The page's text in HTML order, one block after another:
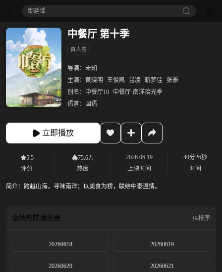
御廷谣‎
中餐厅 第十季
真人秀
导演： 未知
主演： 黄晓明 王俊凯 昆凌 靳梦佳
张雅
别名： 中餐厅10
中餐厅·南洋拾光季
语言：
国语
立即播放
5.5
评分
75.6万
热度
2026.06.19
上映时间
40分26秒
时间
简介： 跨越山海，寻味南洋；以美食为桥，联结中泰温情。
金牌影院播放器 排序
20260618 20260619
20260620 20260621